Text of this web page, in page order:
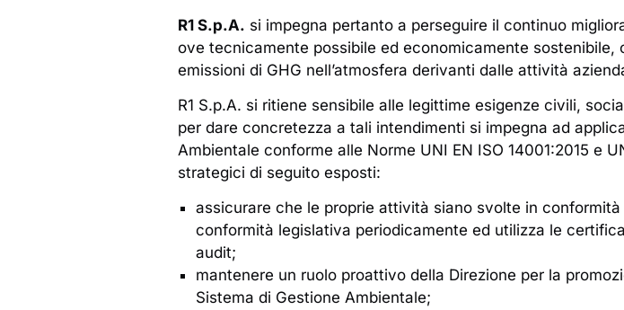
R1 S.p.A. si impegna pertanto a perseguire il continuo
ove tecnicamente possibile ed economicamente
emissioni di GHG nell’atmosfera derivanti dalle attività
R1 S.p.A. si ritiene sensibile alle legittime esigenze civili,
per dare concretezza a tali intendimenti si impegna ad
Ambientale conforme alle Norme UNI EN ISO 14001:2015 e
strategici di seguito esposti:
assicurare che le proprie attività siano svolte in
conformità legislativa periodicamente ed utilizza le
audit;
mantenere un ruolo proattivo della Direzione per la
Sistema di Gestione Ambientale;